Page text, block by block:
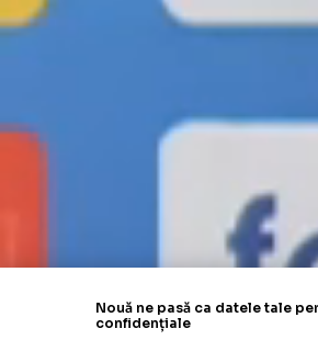
Nouă ne pasă ca datele tale
confidențiale